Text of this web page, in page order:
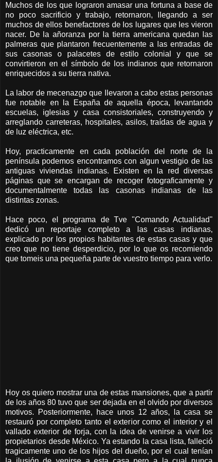
Muchos de los que lograron amasar una fortuna a base de
no poco sacrificio y trabajo, retornaron, llegando a ser
muchos de ellos benefactores de los lugares que les vieron
nacer. De la añoranza por la tierra americana quedan las
palmeras que plantaron frecuentemente a las entradas de
sus casonas o palacetes de estilo colonial y que se
convirtieron en el símbolo de los indianos que retornaron
enriquecidos a su tierra nativa.
La labor de mecenazgo que llevaron a cabo estas personas
fue notable en la España de aquella época, levantando
escuelas, iglesias y casa consistoriales, construyendo y
arreglando carreteras, hospitales, asilos, traídas de agua y
de luz eléctrica, etc.
Hoy, practicamente en cada población del norte de la
península podemos encontramos con algun vestigio de las
antiguas viviendas indianas. Existen en la red diversas
páginas que se encargan de recoger fotograficamente y
documentalmente todas las casonas indianas de las
distintas zonas.
Hace poco, el programa de Tve "Comando Actualidad"
dedicó un reportaje completo a las casas indianas,
explicado por los propios habitantes de estas casas y que
creo que no tiene desperdicio, por lo que os recomiendo
que tomeis una pequeña parte de vuestro tiempo para verlo.
Hoy os quiero mostrar una de estas mansiones, que a partir
de los años 80 tuvo que ser dejada en el olvido por diversos
motivos. Posteriormente, hace unos 12 años, la casa se
restauró por completo tanto el exterior como el interior y el
vallado exterior de forja, con la idea de venirse a vivir los
propietarios desde México. Ya estando la casa lista, falleció
tragicamente uno de los hijos del dueño, por el cual tenían